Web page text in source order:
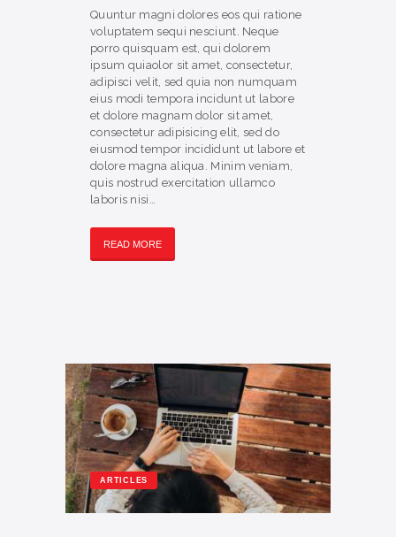
Quuntur magni dolores eos qui ratione
voluptatem sequi nesciunt. Neque
porro quisquam est, qui dolorem
ipsum quiaolor sit amet, consectetur,
adipisci velit, sed quia non numquam
eius modi tempora incidunt ut labore
et dolore magnam dolor sit amet,
consectetur adipisicing elit, sed do
eiusmod tempor incididunt ut labore et
dolore magna aliqua. Minim veniam,
quis nostrud exercitation ullamco
laboris nisi…
READ MORE
ARTICLES